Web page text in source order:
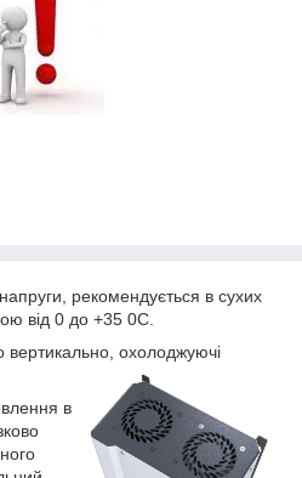
рекомендується в сухих
від 0 до +35 0С.
вертикально, охолоджуючі
в